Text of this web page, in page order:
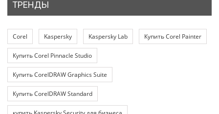
ТРЕНДЫ
Corel Kaspersky Kaspersky Lab Купить Corel Painter
Купить Corel Pinnacle Studio
Купить CorelDRAW Graphics Suite
Купить CorelDRAW Standard